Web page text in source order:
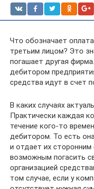
Что обозначает
третьим лицом? Это
погашает другая
дебитором
средства идут в счет
В каких случаях
Практически каждая
течение кого-то
дебитором. То есть
и отдает их
возможным погасить
организацией
том случае, если у